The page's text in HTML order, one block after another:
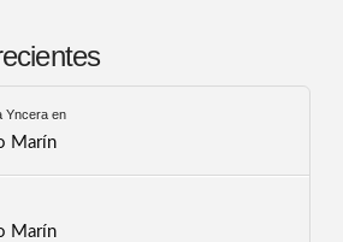
Yncera en
Marín
Marín